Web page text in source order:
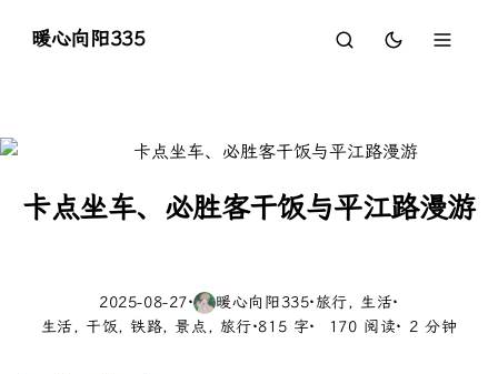
暖心向阳335
卡点坐车、必胜客干饭与平江路漫游
2025-08-27· 暖心向阳335·旅行 生活·
生活
干饭 铁路 景点 旅行·815 字 170 阅读 2 分钟